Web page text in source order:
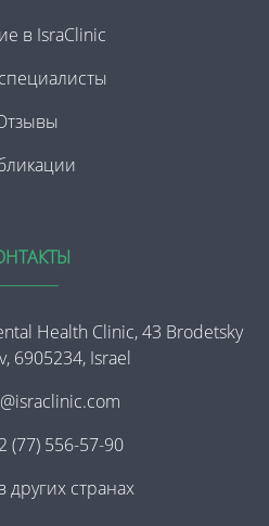
в IsraClinic
Health Clinic, 43 Brodetsky
6905234, Israel
(77) 556-57-90
других странах